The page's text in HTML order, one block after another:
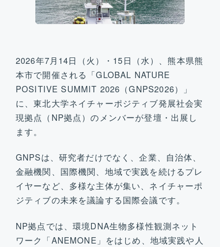
運営体制&コアメンバー
参画機関
2026年7月14日（火）・15日（水）、熊本県熊
本市で開催される「GLOBAL NATURE
POSITIVE SUMMIT 2026（GNPS2026）」
に、東北大学ネイチャーポジティブ発展社会実
現拠点（NP拠点）のメンバーが登壇・出展し
ます。
GNPSは、研究者だけでなく、企業、自治体、
金融機関、国際機関、地域で実践を続けるプレ
イヤーなど、多様な主体が集い、ネイチャーポ
ジティブの未来を議論する国際会議です。
NP拠点では、環境DNA生物多様性観測ネット
ワーク「ANEMONE」をはじめ、地域実践や人